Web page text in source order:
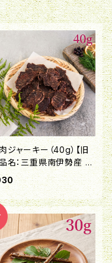
ジャーキー（40g）【旧
名：三重県南伊勢産 鹿
ャーキー】